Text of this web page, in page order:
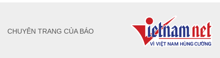
CHUYÊN TRANG CỦA BÁO